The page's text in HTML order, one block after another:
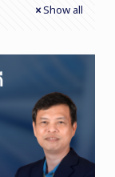
Show all